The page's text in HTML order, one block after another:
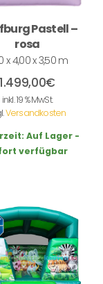
Pastell –
rosa
x 4,00 x 3,50 m
1.499,00€
inkl. 19 % MwSt.
Versandkosten
Auf Lager -
verfügbar